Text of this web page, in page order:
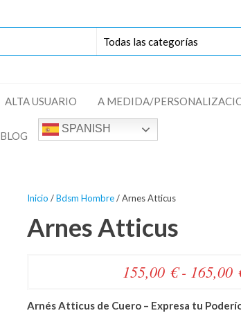
ALTA USUARIO A MEDIDA/
BLOG
SPANISH
Inicio /Bdsm Hombre/ Arnes Atticus
Arnes Atticus
155,00 € - 165,00
Arnés Atticus de Cuero – Expresa tu